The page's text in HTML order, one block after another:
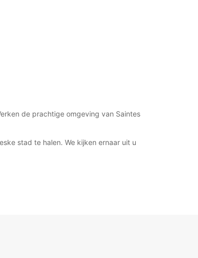
de prachtige omgeving van Saintes
stad te halen. We kijken ernaar uit u